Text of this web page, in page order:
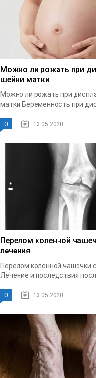
Можно ли рожать при
шейки матки
Можно ли рожать при
матки Беременность при
0 13.05.2020
Перелом коленной
лечения
Перелом коленной чашечки
Лечение и последствия
0 13.05.2020